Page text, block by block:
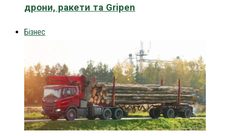
дрони, ракети та Gripen
Бізнес